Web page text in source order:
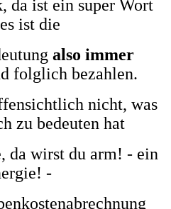
da ist ein super Wort
ist die
also immer
folglich bezahlen.
nicht, was
zu bedeuten hat
da wirst du arm! - ein
-